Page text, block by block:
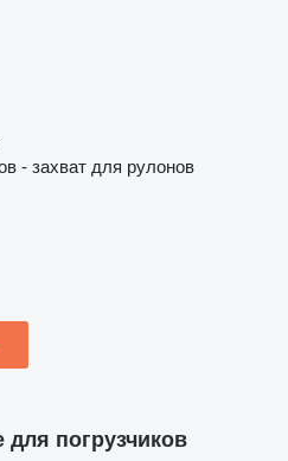
- захват для рулонов
погрузчиков